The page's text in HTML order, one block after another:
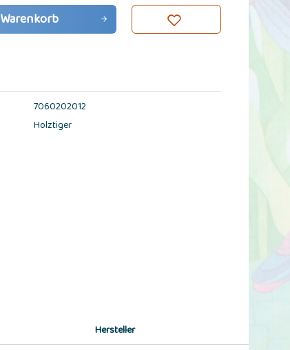
Warenkorb
7060202012
Holztiger
Hersteller